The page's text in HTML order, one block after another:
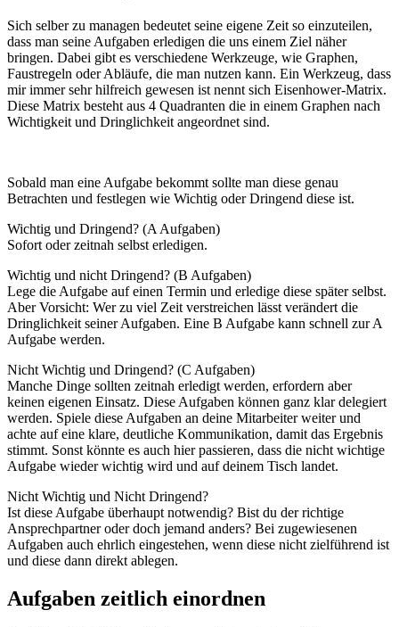
Sich selber zu managen bedeutet seine eigene Zeit so einzuteilen,
dass man seine Aufgaben erledigen die uns einem Ziel näher
bringen. Dabei gibt es verschiedene Werkzeuge, wie Graphen,
Faustregeln oder Abläufe, die man nutzen kann. Ein Werkzeug, dass
mir immer sehr hilfreich gewesen ist nennt sich Eisenhower-Matrix.
Diese Matrix besteht aus 4 Quadranten die in einem Graphen nach
Wichtigkeit und Dringlichkeit angeordnet sind.
Sobald man eine Aufgabe bekommt sollte man diese genau
Betrachten und festlegen wie Wichtig oder Dringend diese ist.
Wichtig und Dringend? (A Aufgaben)
Sofort oder zeitnah selbst erledigen.
Wichtig und nicht Dringend? (B Aufgaben)
Lege die Aufgabe auf einen Termin und erledige diese später selbst.
Aber Vorsicht: Wer zu viel Zeit verstreichen lässt verändert die
Dringlichkeit seiner Aufgaben. Eine B Aufgabe kann schnell zur A
Aufgabe werden.
Nicht Wichtig und Dringend? (C Aufgaben)
Manche Dinge sollten zeitnah erledigt werden, erfordern aber
keinen eigenen Einsatz. Diese Aufgaben können ganz klar delegiert
werden. Spiele diese Aufgaben an deine Mitarbeiter weiter und
achte auf eine klare, deutliche Kommunikation, damit das Ergebnis
stimmt. Sonst könnte es auch hier passieren, dass die nicht wichtige
Aufgabe wieder wichtig wird und auf deinem Tisch landet.
Nicht Wichtig und Nicht Dringend?
Ist diese Aufgabe überhaupt notwendig? Bist du der richtige
Ansprechpartner oder doch jemand anders? Bei zugewiesenen
Aufgaben auch ehrlich eingestehen, wenn diese nicht zielführend ist
und diese dann direkt ablegen.
Aufgaben zeitlich einordnen